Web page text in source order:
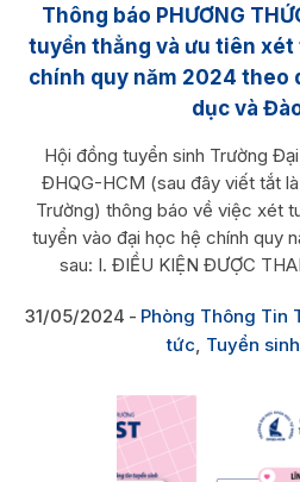
Thông báo PHƯƠNG
tuyển thẳng và ưu tiên xét
chính quy năm 2024 theo
dục và
Hội đồng tuyển sinh Trường
ĐHQG-HCM (sau đây viết tắt
Trường) thông báo về việc xét
tuyển vào đại học hệ chính quy
sau: I. ĐIỀU KIỆN ĐƯỢC
31/05/2024 Phòng Thông Tin
tức Tuyển